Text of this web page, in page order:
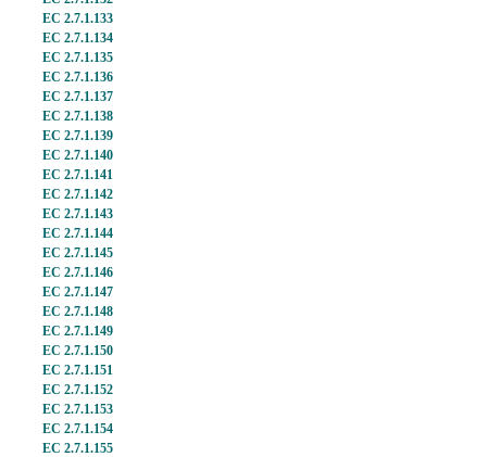
EC 2.7.1.133
EC 2.7.1.134
EC 2.7.1.135
EC 2.7.1.136
EC 2.7.1.137
EC 2.7.1.138
EC 2.7.1.139
EC 2.7.1.140
EC 2.7.1.141
EC 2.7.1.142
EC 2.7.1.143
EC 2.7.1.144
EC 2.7.1.145
EC 2.7.1.146
EC 2.7.1.147
EC 2.7.1.148
EC 2.7.1.149
EC 2.7.1.150
EC 2.7.1.151
EC 2.7.1.152
EC 2.7.1.153
EC 2.7.1.154
EC 2.7.1.155